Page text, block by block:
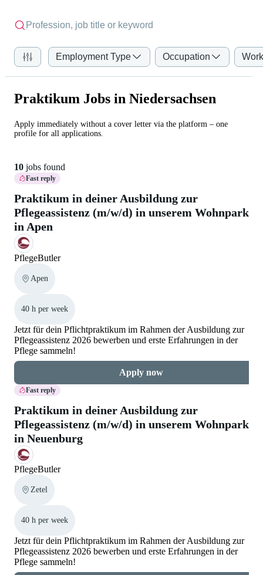
Employment Type Occupation
Praktikum Jobs in Niedersachsen
Apply immediately without a cover letter via the platform – one
profile for all applications.
10 jobs found
Fast reply
Praktikum in deiner Ausbildung zur
Pflegeassistenz (m/w/d) in unserem Wohnpark
in Apen
PflegeButler
Apen
40 h per week
Jetzt für dein Pflichtpraktikum im Rahmen der Ausbildung zur
Pflegeassistenz 2026 bewerben und erste Erfahrungen in der
Pflege sammeln!
Apply now
Fast reply
Praktikum in deiner Ausbildung zur
Pflegeassistenz (m/w/d) in unserem Wohnpark
in Neuenburg
PflegeButler
Zetel
40 h per week
Jetzt für dein Pflichtpraktikum im Rahmen der Ausbildung zur
Pflegeassistenz 2026 bewerben und erste Erfahrungen in der
Pflege sammeln!